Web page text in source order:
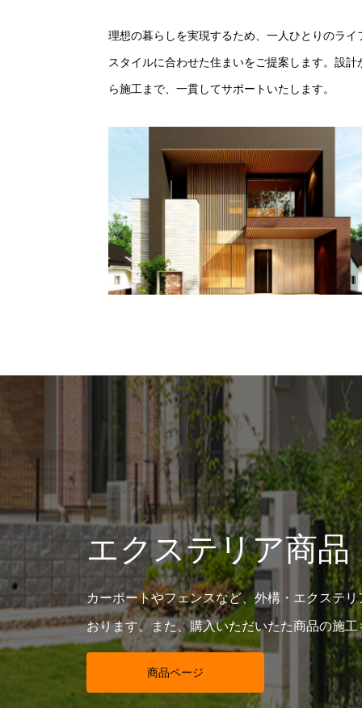
理想の暮らしを実現するため、一人ひとりのライ
スタイルに合わせた住まいをご提案します。設計
ら施工まで、一貫してサポートいたします。
エクステリア商品
カーポートやフェンスなど、外構・エクステ
おります。また、購入いただいたた商品の施
商品ページ